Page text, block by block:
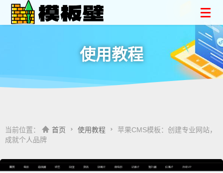
使用教程
当前位置： 首页 使用教程
苹果CMS模板：创建专业网站，
成就个人品牌